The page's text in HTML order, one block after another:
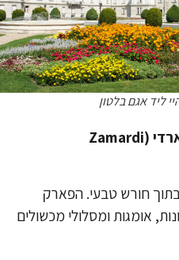
אגם בלטון
​4. פארק ההרפתקאות זאמארדי (Zamardi
חורש טבעי. הפארק
ומסלולי מכשולים